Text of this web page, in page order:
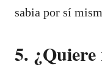
sabia por sí
5.